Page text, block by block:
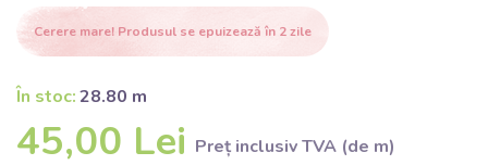
Cerere mare! Produsul se epuizează în 2 zile
În stoc:28.80 m
45,00 Lei Preț inclusiv TVA (de m)